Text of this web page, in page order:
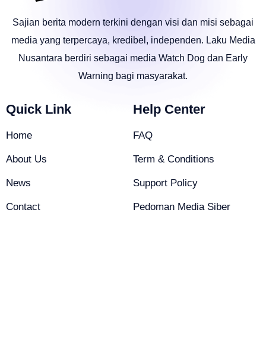
Sajian berita modern terkini dengan visi dan misi sebagai
media yang terpercaya, kredibel, independen. Laku Media
Nusantara berdiri sebagai media Watch Dog dan Early
Warning bagi masyarakat.
Quick Link
Home
About Us
News
Contact
Help Center
FAQ
Term & Conditions
Support Policy
Pedoman Media Siber